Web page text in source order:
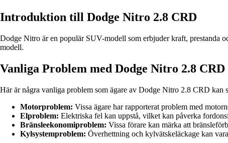
Introduktion till Dodge Nitro 2.8 CRD
Dodge Nitro är en populär SUV-modell som erbjuder kraft, prestanda
modell.
Vanliga Problem med Dodge Nitro 2.8 CRD
Här är några vanliga problem som ägare av Dodge Nitro 2.8 CRD kan
Motorproblem: Vissa ägare har rapporterat problem med
Elproblem: Elektriska fel kan uppstå, vilket kan påverka
Bränsleekonomiproblem: Vissa förare kan märka att
Kylsystemproblem: Överhettning och kylvätskeläckage kan